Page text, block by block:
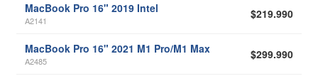
MacBook Pro 16" 2019 Intel
A2141 $219.990
MacBook Pro 16" 2021 M1 Pro/M1 Max
A2485 $299.990